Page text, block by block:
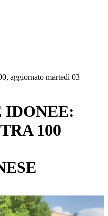
aggiornato martedì 03
IDONEE:
100